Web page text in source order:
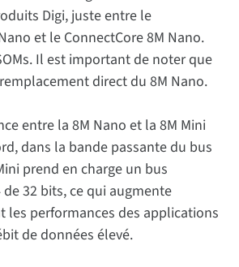
Digi, juste entre le
et le ConnectCore 8M Nano.
Il est important de noter que
direct du 8M Nano.
entre la 8M Nano et la 8M Mini
dans la bande passante du bus
prend en charge un bus
de 32 bits, ce qui augmente
les performances des applications
de données élevé.